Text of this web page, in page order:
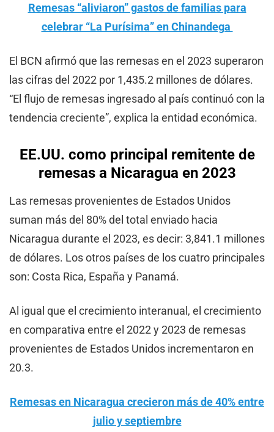
Remesas “aliviaron” gastos de familias para
celebrar “La Purísima” en Chinandega
El BCN afirmó que las remesas en el 2023 superaron
las cifras del 2022 por 1,435.2 millones de dólares.
“El flujo de remesas ingresado al país continuó con la
tendencia creciente”, explica la entidad económica.
EE.UU. como principal remitente de
remesas a Nicaragua en 2023
Las remesas provenientes de Estados Unidos
suman más del 80% del total enviado hacia
Nicaragua durante el 2023, es decir: 3,841.1 millones
de dólares. Los otros países de los cuatro principales
son: Costa Rica, España y Panamá.
Al igual que el crecimiento interanual, el crecimiento
en comparativa entre el 2022 y 2023 de remesas
provenientes de Estados Unidos incrementaron en
20.3.
Remesas en Nicaragua crecieron más de 40% entre
julio y septiembre